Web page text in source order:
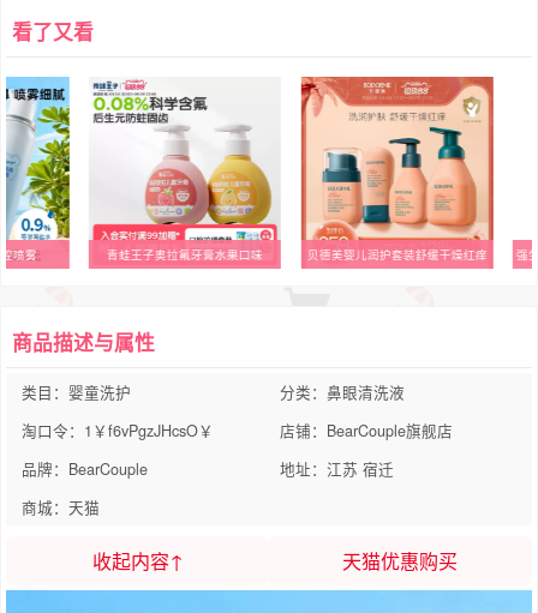
看了又看
喷雾 青蛙王子奥拉氟牙膏水果口味 贝德美婴儿润护套装舒缓干燥红痒
商品描述与属性
类目：婴童洗护
分类：鼻眼清洗液
淘口令：1￥f6vPgzJHcsO￥
店铺：BearCouple旗舰店
品牌：BearCouple
地址：江苏 宿迁
商城：天猫
收起内容↑ 天猫优惠购买